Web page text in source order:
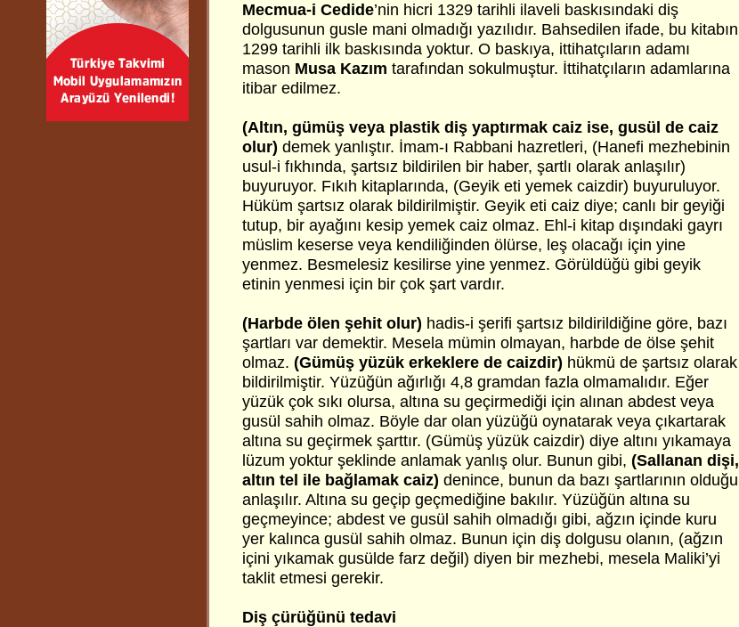
Mecmua-i Cedide’nin hicri 1329 tarihli ilaveli baskısındaki diş
dolgusunun gusle mani olmadığı yazılıdır. Bahsedilen ifade, bu kitabın
1299 tarihli ilk baskısında yoktur. O baskıya, ittihatçıların adamı
mason Musa Kazım tarafından sokulmuştur. İttihatçıların adamlarına
itibar edilmez.
(Altın, gümüş veya plastik diş yaptırmak caiz ise, gusül de caiz
olur) demek yanlıştır. İmam-ı Rabbani hazretleri, (Hanefi mezhebinin
usul-i fıkhında, şartsız bildirilen bir haber, şartlı olarak anlaşılır)
buyuruyor. Fıkıh kitaplarında, (Geyik eti yemek caizdir) buyuruluyor.
Hüküm şartsız olarak bildirilmiştir. Geyik eti caiz diye; canlı bir geyiği
tutup, bir ayağını kesip yemek caiz olmaz. Ehl-i kitap dışındaki gayrı
müslim keserse veya kendiliğinden ölürse, leş olacağı için yine
yenmez. Besmelesiz kesilirse yine yenmez. Görüldüğü gibi geyik
etinin yenmesi için bir çok şart vardır.
(Harbde ölen şehit olur) hadis-i şerifi şartsız bildirildiğine göre, bazı
şartları var demektir. Mesela mümin olmayan, harbde de ölse şehit
olmaz. (Gümüş yüzük erkeklere de caizdir) hükmü de şartsız olarak
bildirilmiştir. Yüzüğün ağırlığı 4,8 gramdan fazla olmamalıdır. Eğer
yüzük çok sıkı olursa, altına su geçirmediği için alınan abdest veya
gusül sahih olmaz. Böyle dar olan yüzüğü oynatarak veya çıkartarak
altına su geçirmek şarttır. (Gümüş yüzük caizdir) diye altını yıkamaya
lüzum yoktur şeklinde anlamak yanlış olur. Bunun gibi, (Sallanan dişi,
altın tel ile bağlamak caiz) denince, bunun da bazı şartlarının olduğu
anlaşılır. Altına su geçip geçmediğine bakılır. Yüzüğün altına su
geçmeyince; abdest ve gusül sahih olmadığı gibi, ağzın içinde kuru
yer kalınca gusül sahih olmaz. Bunun için diş dolgusu olanın, (ağzın
içini yıkamak gusülde farz değil) diyen bir mezhebi, mesela Maliki’yi
taklit etmesi gerekir.
Diş çürüğünü tedavi